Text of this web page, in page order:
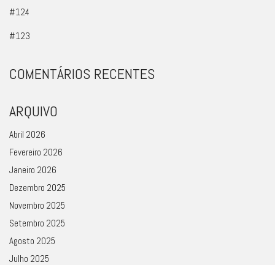
#124
#123
COMENTÁRIOS RECENTES
ARQUIVO
Abril 2026
Fevereiro 2026
Janeiro 2026
Dezembro 2025
Novembro 2025
Setembro 2025
Agosto 2025
Julho 2025